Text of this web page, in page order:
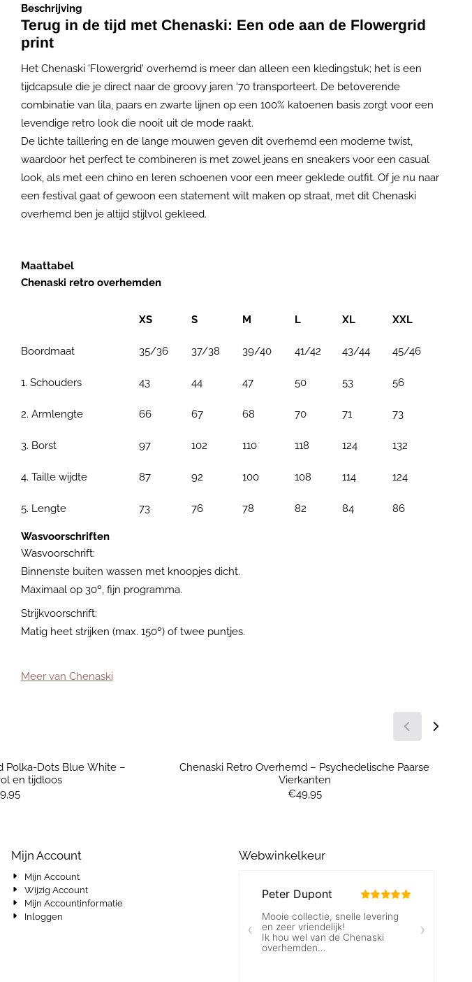
Beschrijving
Terug in de tijd met Chenaski: Een ode aan de Flowergrid
print
Het Chenaski 'Flowergrid' overhemd is meer dan alleen een kledingstuk; het is een
tijdcapsule die je direct naar de groovy jaren '70 transporteert. De betoverende
combinatie van lila, paars en zwarte lijnen op een 100% katoenen basis zorgt voor een
levendige retro look die nooit uit de mode raakt.
De lichte taillering en de lange mouwen geven dit overhemd een moderne twist,
waardoor het perfect te combineren is met zowel jeans en sneakers voor een casual
look, als met een chino en leren schoenen voor een meer geklede outfit. Of je nu naar
een festival gaat of gewoon een statement wilt maken op straat, met dit Chenaski
overhemd ben je altijd stijlvol gekleed.
Maattabel
Chenaski retro overhemden
XS S M L XL XXL
Boordmaat 35/36 37/38 39/40 41/42 43/44 45/46
1. Schouders 43 44 47 50 53 56
2. Armlengte 66 67 68 70 71 73
3. Borst 97 102 110 118 124 132
4. Taille wijdte 87 92 100 108 114 124
5. Lengte 73 76 78 82 84 86
Wasvoorschriften
Wasvoorschrift:
Binnenste buiten wassen met knoopjes dicht.
Maximaal op 30º, fijn programma.
Strijkvoorschrift:
Matig heet strijken (max. 150º) of twee puntjes.
Meer van Chenaski
Polka-Dots Blue White –
en tijdloos
Prijs: 49,95
Chenaski Retro Overhemd – Psychedelische Paarse
Vierkanten
Prijs: 49,95
€49,95
Mijn Account
Mijn Account
Wijzig Account
Mijn Accountinformatie
Inloggen
Webwinkelkeur